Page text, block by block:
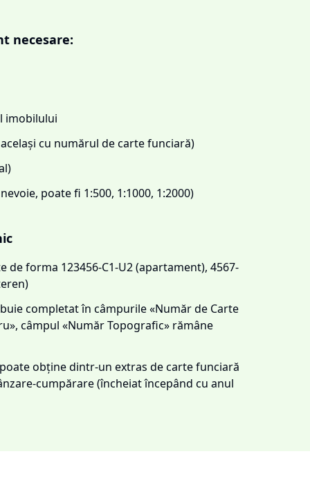
necesare:
imobilului
cu numărul de carte funciară)
poate fi 1:500, 1:1000, 1:2000)
forma 123456-C1-U2 (apartament), 4567-
completat în câmpurile «Număr de Carte
câmpul «Număr Topografic» rămâne
obține dintr-un extras de carte funciară
cumpărare (încheiat începând cu anul